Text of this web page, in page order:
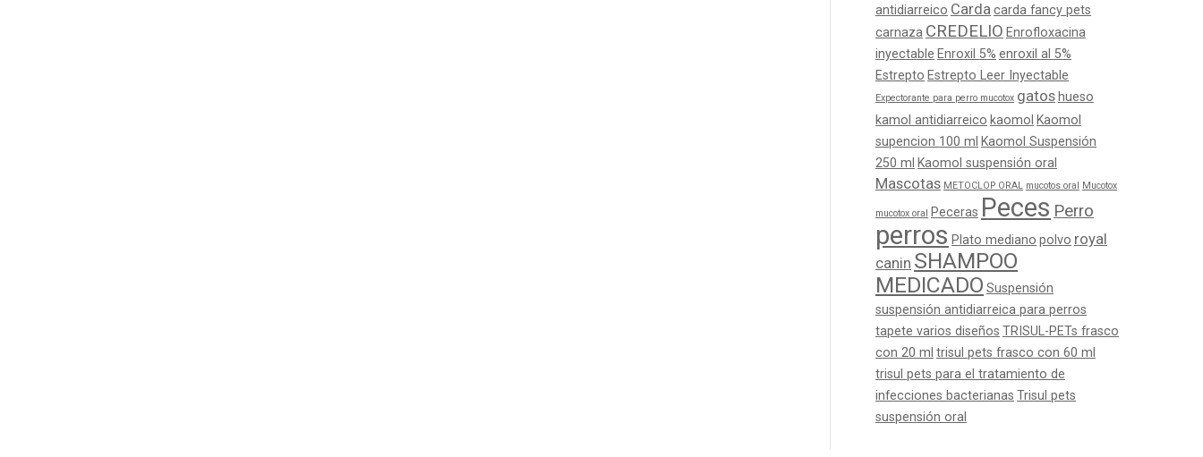
antidiarreico Cardacarda fancy pets
carnaza CREDELIO Enrofloxacina
inyectable Enroxil 5% enroxil al 5%
Estrepto Estrepto Leer Inyectable
Expectorante para perro mucotox gatos hueso
kamol antidiarreico kaomol Kaomol
supencion 100 ml Kaomol Suspensión
250 ml Kaomol suspensión oral
Mascotas METOCLOP ORAL mucotos oral Mucotox
mucotox oral Peceras Peces Perro
perros Plato mediano polvo royal
canin SHAMPOO
MEDICADO Suspensión
suspensión antidiarreica para perros
tapete varios diseños TRISUL-PETs frasco
con 20 ml trisul pets frasco con 60 ml
trisul pets para el tratamiento de
infecciones bacterianas Trisul pets
suspensión oral